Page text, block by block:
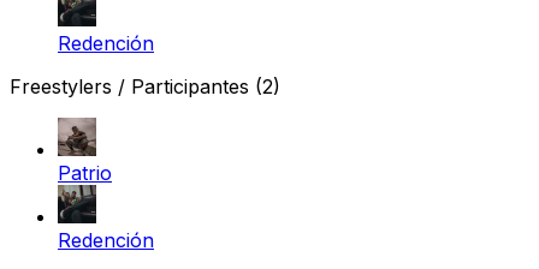
Redención
Freestylers / Participantes (2)
Patrio
Redención